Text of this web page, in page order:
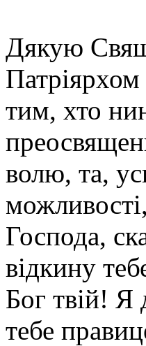
Дякую
тим, хто
волю, та,
Господа,
відкину
Бог твій! Я
тебе